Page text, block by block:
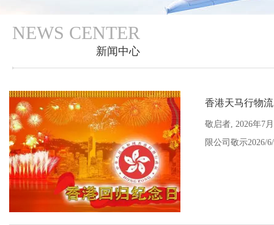
NEWS CENTER
新闻中心
香港天马行物
敬启者, 2026年7
限公司敬示2026/